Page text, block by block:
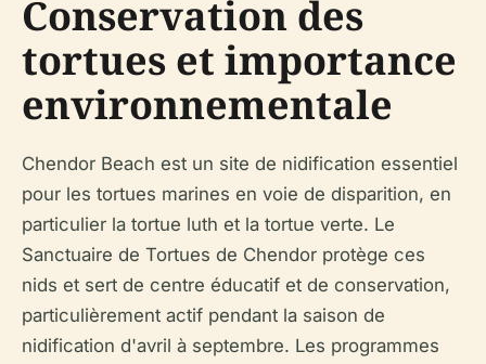
Conservation des
tortues et importance
environnementale
Chendor Beach est un site de nidification essentiel
pour les tortues marines en voie de disparition, en
particulier la tortue luth et la tortue verte. Le
Sanctuaire de Tortues de Chendor protège ces
nids et sert de centre éducatif et de conservation,
particulièrement actif pendant la saison de
nidification d'avril à septembre. Les programmes